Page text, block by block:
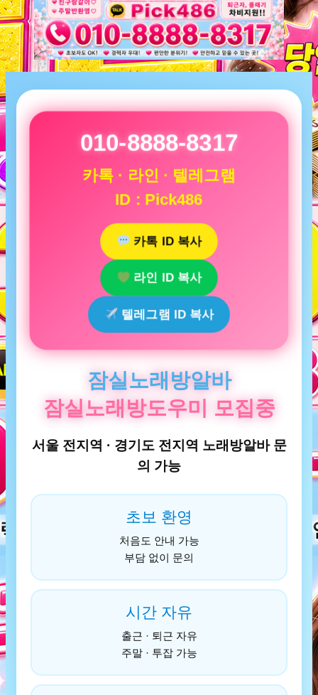
010-8888-8317
카톡 · 라인 · 텔레그램
ID : Pick486
카톡 ID 복사
라인 ID 복사
텔레그램 ID 복사
잠실노래방알바
잠실노래방도우미 모집중
서울 전지역 · 경기도 전지역 노래방알바 문
의 가능
초보 환영
처음도 안내 가능
부담 없이 문의
시간 자유
출근 · 퇴근 자유
주말 · 투잡 가능